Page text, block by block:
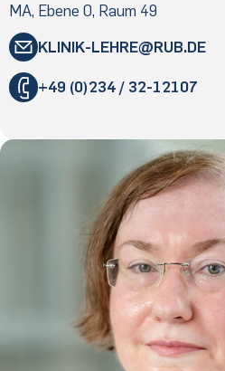
MA, Ebene 0, Raum 49
KLINIK-LEHRE@RUB.DE
+49 (0)234 / 32-12107